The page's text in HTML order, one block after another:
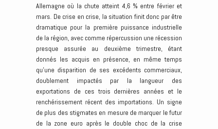
Allemagne où la chute atteint 4,6 % entre février et
mars. De crise en crise, la situation finit donc par être
dramatique pour la première puissance industrielle
de la région, avec comme répercussion une récession
presque assurée au deuxième trimestre, étant
donnés les acquis en présence, en même temps
qu’une disparition de ses excédents commerciaux,
doublement impactés par la langueur des
exportations de ces trois dernières années et le
renchérissement récent des importations. Un signe
de plus des stigmates en mesure de marquer le futur
de la zone euro après le double choc de la crise